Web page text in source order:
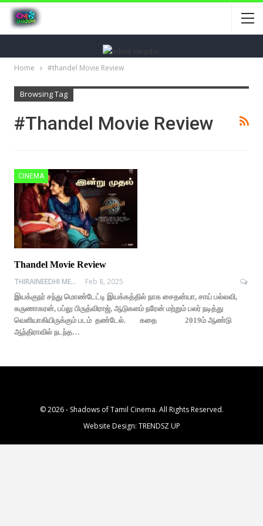
Home #thandel Movie Review
Browsing Tag
#thandel Movie Review
CINEMA
Thandel Movie Review
THIRAINEEDHI MEDIA
Feb 8, 2025
இயக்குநர் சந்து மொண்டேட்டி இயக்கத்தில் நாக சைதன்யா, சாய் பல்லவி,
கருணாகரன், பப்லு பிருத்விராஜ், ஆடுகளம் நரேன் மற்றும் பலர் நடித்து
வெளியாகியிருக்கும் படம் தண்டேல். கதை 2019ம் ஆண்டு
ஆந்திராவில் நடந்த…
© 2026 - Shadows of Tamil Cinema. All Rights Reserved.
Website Design: TRENDSZ UP